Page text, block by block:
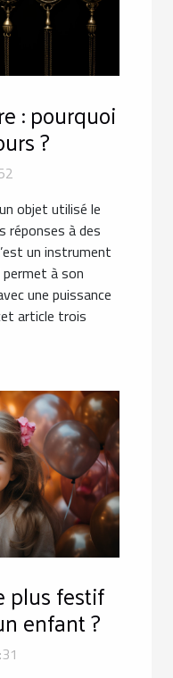
: pourquoi
?
objet utilisé le
réponses à des
un instrument
à son
une puissance
article trois
plus festif
enfant ?